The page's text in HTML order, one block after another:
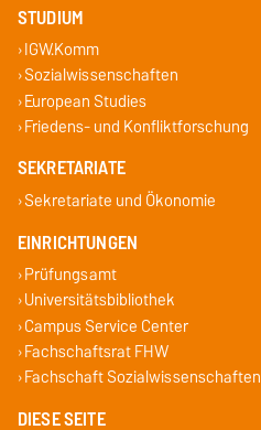
STUDIUM
IGW.Komm
Sozialwissenschaften
European Studies
Friedens- und Konfliktforschung
SEKRETARIATE
Sekretariate und Ökonomie
EINRICHTUNGEN
Prüfungsamt
Universitätsbibliothek
Campus Service Center
Fachschaftsrat FHW
Fachschaft Sozialwissenschaften
DIESE SEITE